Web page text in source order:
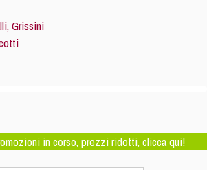
Grissini
in corso, prezzi ridotti, clicca qui!